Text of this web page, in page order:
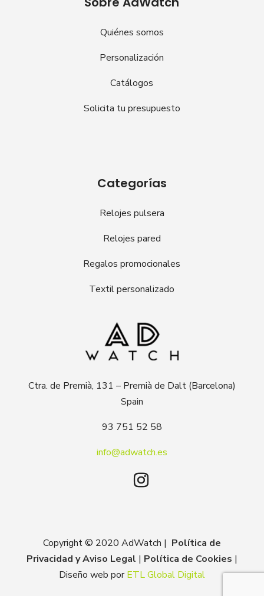
Quiénes somos
Personalización
Catálogos
Solicita tu presupuesto
Categorías
Relojes pulsera
Relojes pared
Regalos promocionales
Textil personalizado
Ctra. de Premià, 131 – Premià de Dalt (Barcelona)
Spain
93 751 52 58
info@adwatch.es
Copyright © 2020 AdWatch | Política de
Privacidad y Aviso Legal | Política de Cookies |
Diseño web porETL Global Digital